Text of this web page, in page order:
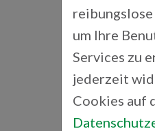
um Ihre
Services zu
jederzeit
Cookies auf